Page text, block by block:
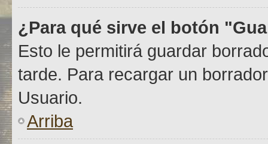
¿Para qué sirve el botón
Esto le permitirá guardar
tarde. Para recargar un
Usuario.
Arriba